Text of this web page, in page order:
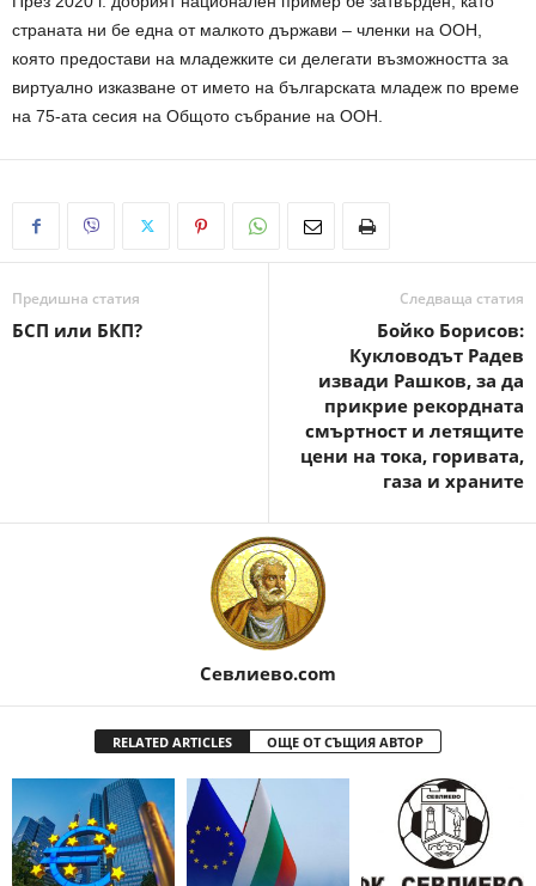
страната ни бе една от малкото държави – членки на ООН,
която предостави на младежките си делегати възможността за
виртуално изказване от името на българската младеж по време
на 75-ата сесия на Общото събрание на ООН.
Предишна статия
БСП или БКП?
Следваща статия
Бойко Борисов:
Кукловодът Радев
извади Рашков, за да
прикрие рекордната
смъртност и летящите
цени на тока, горивата,
газа и храните
Севлиево.com
RELATED ARTICLES ОЩЕ ОТ СЪЩИЯ АВТОР